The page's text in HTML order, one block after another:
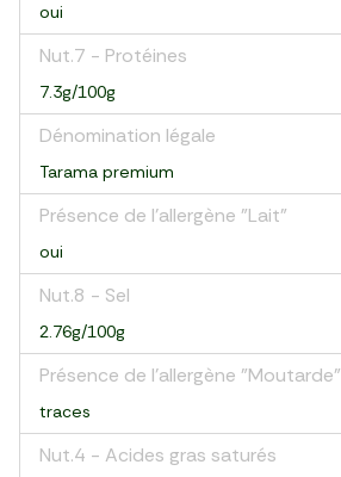
oui
Nut.7 - Protéines
7.3g/100g
Dénomination légale
Tarama premium
Présence de l'allergène "Lait"
oui
Nut.8 - Sel
2.76g/100g
Présence de l'allergène "Moutarde"
traces
Nut.4 - Acides gras saturés